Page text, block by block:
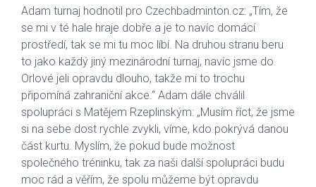
Adam turnaj hodnotil pro Czechbadminton.cz: „Tím, že
se mi v té hale hraje dobře a je to navíc domácí
prostředí, tak se mi tu moc líbí. Na druhou stranu beru
to jako každý jiný mezinárodní turnaj, navíc jsme do
Orlové jeli opravdu dlouho, takže mi to trochu
připomíná zahraniční akce.“ Adam dále chválil
spolupráci s Matějem Rzeplinským: „Musím říct, že jsme
si na sebe dost rychle zvykli, víme, kdo pokrývá danou
část kurtu. Myslím, že pokud bude možnost
společného tréninku, tak za naši další spolupráci budu
moc rád a věřím, že spolu můžeme být opravdu